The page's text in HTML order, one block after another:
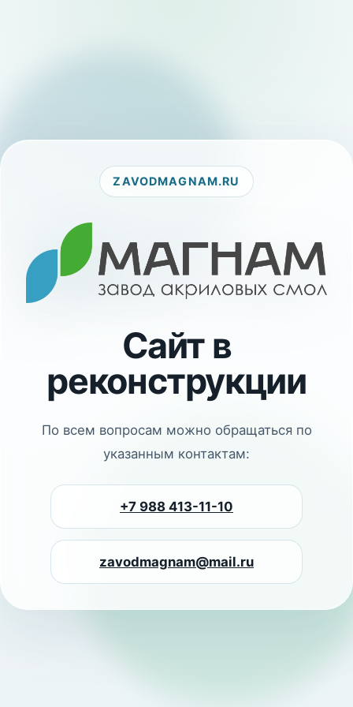
ZAVODMAGNAM.RU
Сайт в
реконструкции
По всем вопросам можно обращаться по
указанным контактам:
+7 988 413-11-10
zavodmagnam@mail.ru